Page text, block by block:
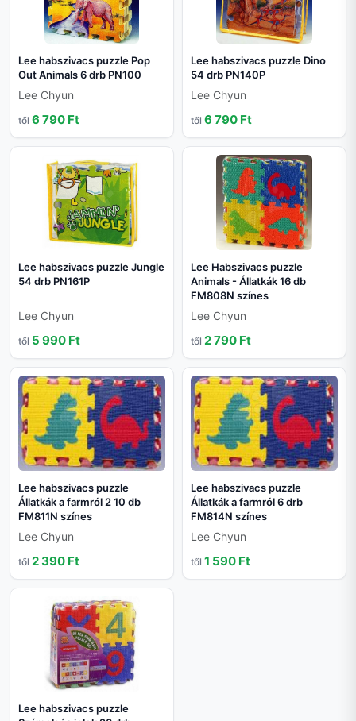
Lee habszivacs puzzle Pop
Out Animals 6 drb PN100
Lee Chyun
től 6 790 Ft
Lee habszivacs puzzle Dino
54 drb PN140P
Lee Chyun
től 6 790 Ft
Lee habszivacs puzzle Jungle
54 drb PN161P
Lee Chyun
től 5 990 Ft
Lee Habszivacs puzzle
Animals - Állatkák 16 db
FM808N színes
Lee Chyun
től 2 790 Ft
Lee habszivacs puzzle
Állatkák a farmról 2 10 db
FM811N színes
Lee Chyun
től 2 390 Ft
Lee habszivacs puzzle
Állatkák a farmról 6 drb
FM814N színes
Lee Chyun
től 1 590 Ft
Lee habszivacs puzzle